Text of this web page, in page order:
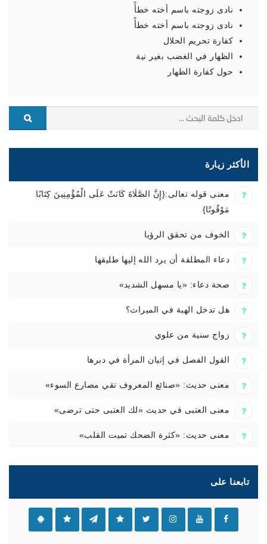
نادى زوجته باسم أخته خطأً
نادى زوجته باسم أخته خطأً
كفارة تحريم الحلال
الظهار في الغضب بغير نية
حول كفارة الظهار
الأكثر زيارة
معنى قوله تعالى:{إِنَّ الصَّلَاةَ كَانَتْ عَلَى الْمُؤْمِنِينَ كِتَابًا
مَوْقُوتًا}
الخوف من تحقق الرؤيا
دعاء المطلقة أن يرد الله إليها طليقها
صحة دعاء: «يا مسهل الشديد»
هل تدخل الهبة في الميراث؟
زواج سنية من علوي
القول الفصل في إتيان المرأة في دبرها
معنى حديث: «صنائع المعروف تقي مصارع السوء»
معنى العتبى في حديث «لك العتبى حتى ترضى»
معنى حديث: «كثرة الضحك تميت القلب»
تابعنا على